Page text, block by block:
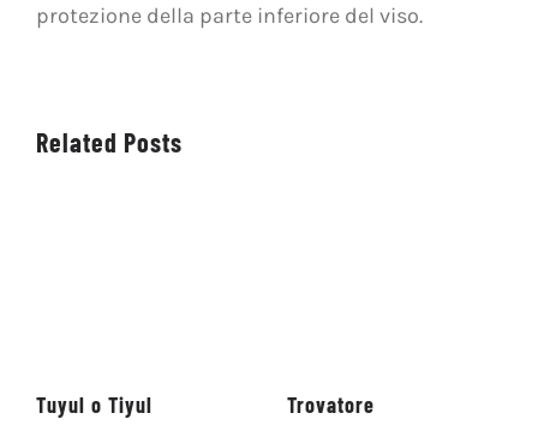
protezione della parte inferiore del viso.
Related Posts
Tuyul o Tiyul Trovatore